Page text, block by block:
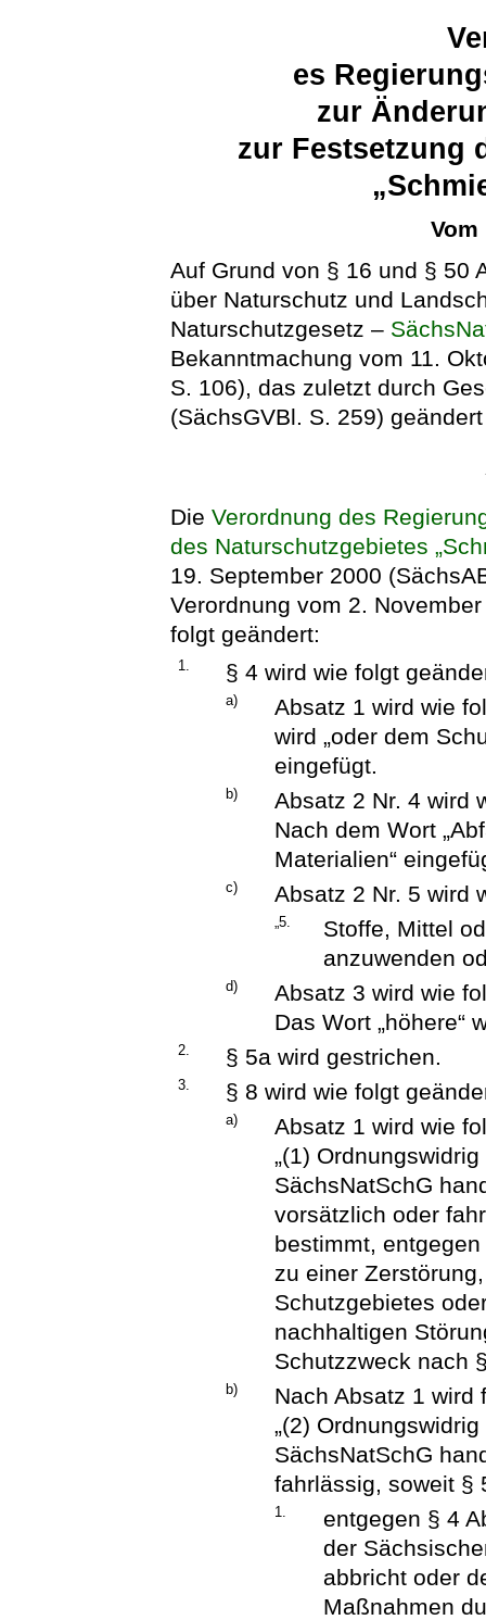
es
zur
zur Festsetzung
Vom
Auf Grund von § 16 und § 50
über Naturschutz und
Naturschutzgesetz –
Bekanntmachung vom 11.
S. 106), das zuletzt durch
(SächsGVBl. S. 259)
DieVerordnung des
des Naturschutzgebietes
19. September 2000
Verordnung vom 2.
folgt geändert:
1. § 4 wird wie folgt
a)
Absatz 1 wird wie
wird „oder dem
eingefügt.
b)
Absatz 2 Nr. 4 wird
Nach dem Wort
Materialien“
c) Absatz 2 Nr. 5 wird
„5.
Stoffe, Mittel
anzuwenden
d)
Absatz 3 wird wie
Das Wort „höhere“
2. § 5a wird gestrichen.
3. § 8 wird wie folgt
a)
Absatz 1 wird wie
„(1)
SächsNatSchG
vorsätzlich oder
bestimmt,
zu einer
Schutzgebietes
nachhaltigen
Schutzzweck nach
b)
Nach Absatz 1 wird
„(2)
SächsNatSchG
fahrlässig, soweit §
1.
entgegen § 4
der
abbricht oder
Maßnahmen